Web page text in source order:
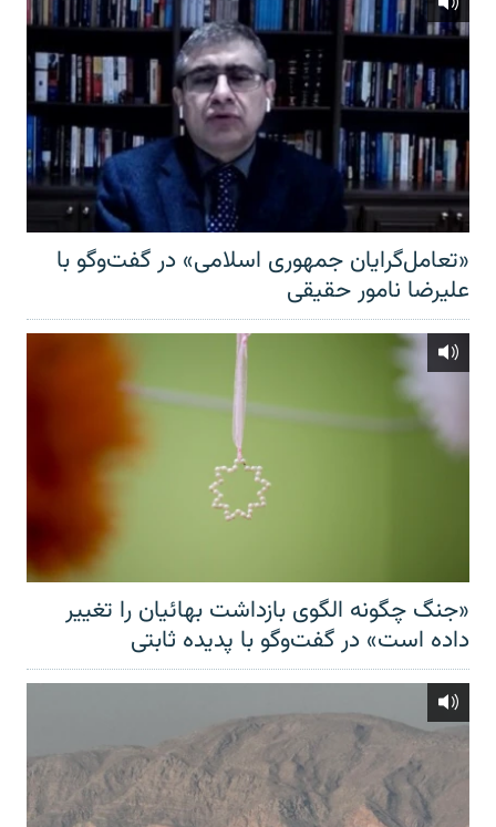
«تعامل‌گرایان جمهوری اسلامی» در گفت‌وگو با
علیرضا نامور حقیقی
«جنگ چگونه الگوی بازداشت بهائیان را تغییر
داده است» در گفت‌وگو با پدیده ثابتی